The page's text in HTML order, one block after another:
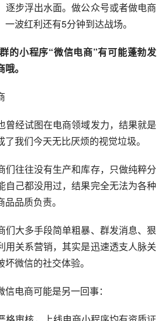
逐步浮出水面。做公众号或者做电商
波红利还有5分钟到达战场。
的小程序“微信电商”有可能蓬勃发
。
曾经试图在电商领域发力，结果就是
我们今天无比厌烦的视觉垃圾。
们往往没有生产和库存，只做纯粹分
自己都没用过，结果完全无法为各种
品质负责。
们大多手段简单粗暴、群发消息、狠
用关系营销，其实是迅速透支人脉关
微信的社交体验。
电商可能是另一回事：